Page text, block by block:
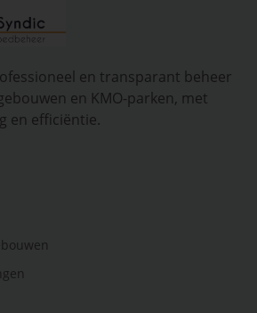
en transparant beheer
en KMO-parken, met
en efficiëntie.